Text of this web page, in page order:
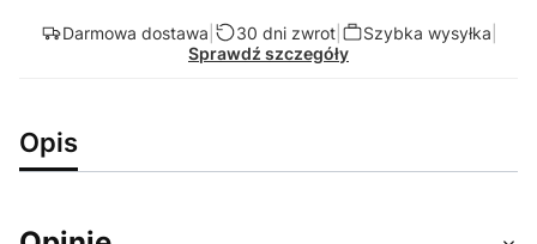
Darmowa dostawa 30 dni zwrot| Szybka wysyłka
Sprawdź szczegóły
Opis